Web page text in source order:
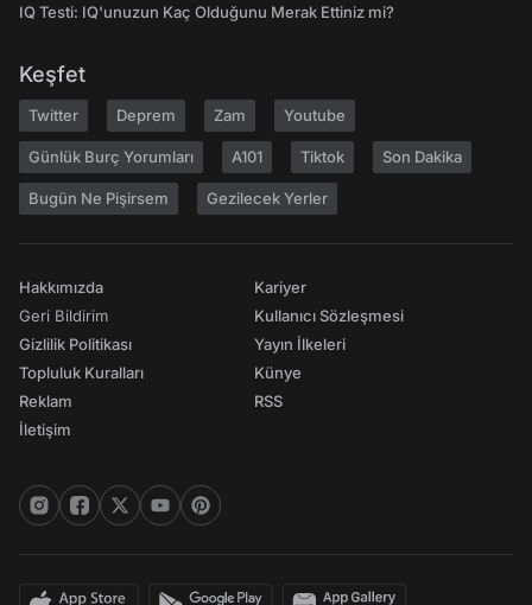
IQ Testi: IQ'unuzun Kaç Olduğunu Merak Ettiniz mi?
Keşfet
Twitter Deprem Zam Youtube
Günlük Burç Yorumları A101 Tiktok Son Dakika
Bugün Ne Pişirsem Gezilecek Yerler
Hakkımızda
Geri Bildirim
Gizlilik Politikası
Topluluk Kuralları
Reklam
İletişim
Kariyer
Kullanıcı Sözleşmesi
Yayın İlkeleri
Künye
RSS